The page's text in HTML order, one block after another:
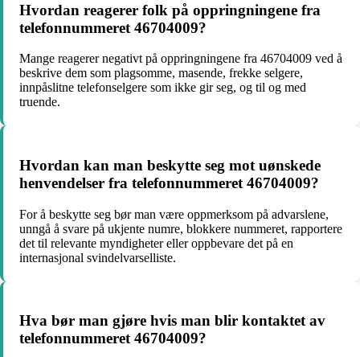
Hvordan reagerer folk på oppringningene fra
telefonnummeret 46704009?
Mange reagerer negativt på oppringningene fra 46704009 ved å
beskrive dem som plagsomme, masende, frekke selgere,
innpåslitne telefonselgere som ikke gir seg, og til og med
truende.
Hvordan kan man beskytte seg mot uønskede
henvendelser fra telefonnummeret 46704009?
For å beskytte seg bør man være oppmerksom på advarslene,
unngå å svare på ukjente numre, blokkere nummeret, rapportere
det til relevante myndigheter eller oppbevare det på en
internasjonal svindelvarselliste.
Hva bør man gjøre hvis man blir kontaktet av
telefonnummeret 46704009?